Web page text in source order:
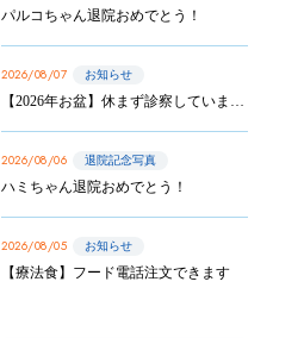
パルコちゃん退院おめでとう！
2026/08/07 お知らせ
【2026年お盆】休まず診察しています
2026/08/06 退院記念写真
ハミちゃん退院おめでとう！
2026/08/05 お知らせ
【療法食】フード電話注文できます